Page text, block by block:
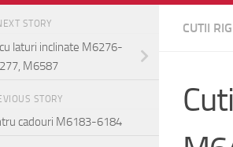
CUTII
STORY
laturi inclinate M6276-
M6587
STORY
cadouri M6183-6184